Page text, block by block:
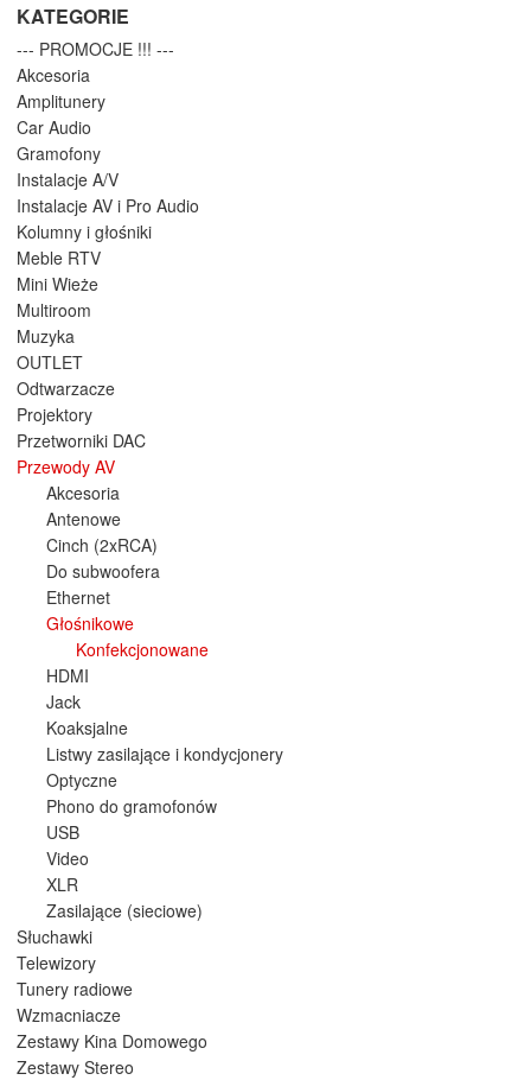
KATEGORIE
--- PROMOCJE !!! ---
Akcesoria
Amplitunery
Car Audio
Gramofony
Instalacje A/V
Instalacje AV i Pro Audio
Kolumny i głośniki
Meble RTV
Mini Wieże
Multiroom
Muzyka
OUTLET
Odtwarzacze
Projektory
Przetworniki DAC
Przewody AV
Akcesoria
Antenowe
Cinch (2xRCA)
Do subwoofera
Ethernet
Głośnikowe
Konfekcjonowane
HDMI
Jack
Koaksjalne
Listwy zasilające i kondycjonery
Optyczne
Phono do gramofonów
USB
Video
XLR
Zasilające (sieciowe)
Słuchawki
Telewizory
Tunery radiowe
Wzmacniacze
Zestawy Kina Domowego
Zestawy Stereo